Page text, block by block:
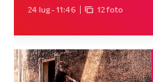
24 lug - 11:46 12 foto